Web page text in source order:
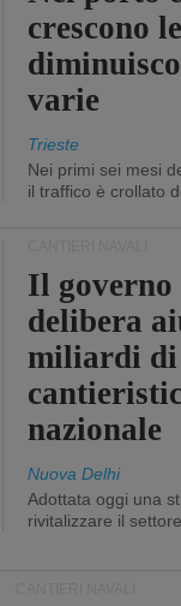
crescono
varie
Trieste
Nei primi sei mesi
il traffico è crollato
Il
delibera
miliardi
nazionale
Nuova Delhi
Adottata oggi una
rivitalizzare il settore